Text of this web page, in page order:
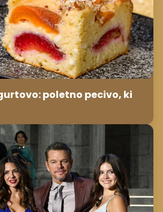
poletno pecivo, ki